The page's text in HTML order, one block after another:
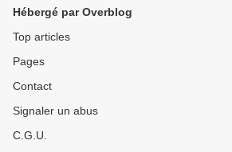
Hébergé par Overblog
Top articles
Pages
Contact
Signaler un abus
C.G.U.